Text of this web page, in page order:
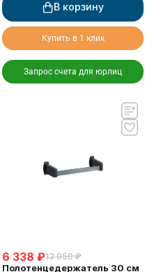
В корзину
Купить в 1 клик
Запрос счета для юрлиц
6 338 ₽13 950 ₽
Полотенцедержатель 30 см